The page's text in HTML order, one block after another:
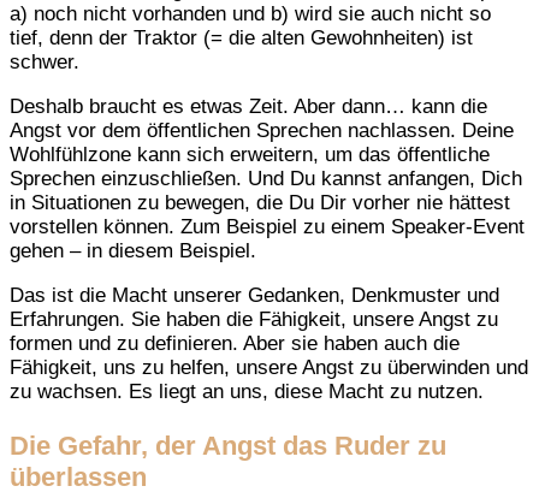
a) noch nicht vorhanden und b) wird sie auch nicht so
tief, denn der Traktor (= die alten Gewohnheiten) ist
schwer.
Deshalb braucht es etwas Zeit. Aber dann… kann die
Angst vor dem öffentlichen Sprechen nachlassen. Deine
Wohlfühlzone kann sich erweitern, um das öffentliche
Sprechen einzuschließen. Und Du kannst anfangen, Dich
in Situationen zu bewegen, die Du Dir vorher nie hättest
vorstellen können. Zum Beispiel zu einem Speaker-Event
gehen – in diesem Beispiel.
Das ist die Macht unserer Gedanken, Denkmuster und
Erfahrungen. Sie haben die Fähigkeit, unsere Angst zu
formen und zu definieren. Aber sie haben auch die
Fähigkeit, uns zu helfen, unsere Angst zu überwinden und
zu wachsen. Es liegt an uns, diese Macht zu nutzen.
Die Gefahr, der Angst das Ruder zu
überlassen